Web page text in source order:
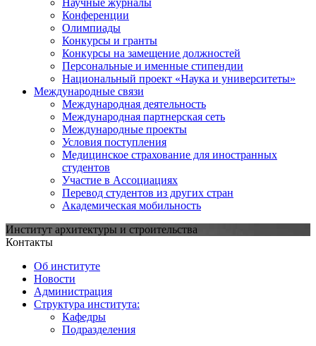
Конференции
Олимпиады
Конкурсы и гранты
Конкурсы на замещение должностей
Персональные и именные стипендии
Национальный проект «Наука и университеты»
Международные связи
Международная деятельность
Международная партнерская сеть
Международные проекты
Условия поступления
Медицинское страхование для иностранных
студентов
Участие в Ассоциациях
Перевод студентов из других стран
Академическая мобильность
Институт архитектуры и строительства
Контакты
Об институте
Новости
Администрация
Структура института:
Кафедры
Подразделения